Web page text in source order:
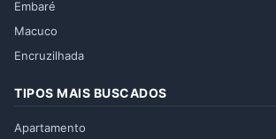
Embaré
Macuco
Encruzilhada
TIPOS MAIS BUSCADOS
Apartamento